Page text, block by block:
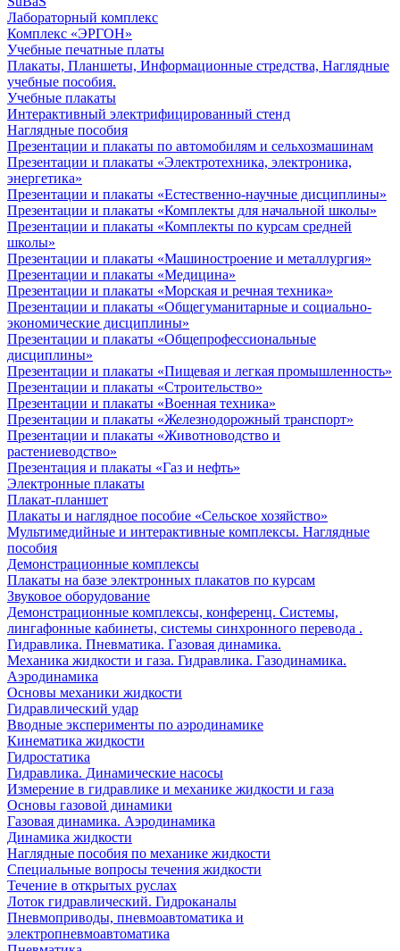
Лабораторный комплекс
Комплекс «ЭРГОН»
Учебные печатные платы
Плакаты, Планшеты, Информационные стредства, Наглядные
учебные пособия.
Учебные плакаты
Интерактивный электрифицированный стенд
Наглядные пособия
Презентации и плакаты по автомобилям и сельхозмашинам
Презентации и плакаты «Электротехника, электроника,
энергетика»
Презентации и плакаты «Естественно-научные дисциплины»
Презентации и плакаты «Комплекты для начальной школы»
Презентации и плакаты «Комплекты по курсам средней
школы»
Презентации и плакаты «Машиностроение и металлургия»
Презентации и плакаты «Медицина»
Презентации и плакаты «Морская и речная техника»
Презентации и плакаты «Общегуманитарные и социально-
экономические дисциплины»
Презентации и плакаты «Общепрофессиональные
дисциплины»
Презентации и плакаты «Пищевая и легкая промышленность»
Презентации и плакаты «Строительство»
Презентации и плакаты «Военная техника»
Презентации и плакаты «Железнодорожный транспорт»
Презентации и плакаты «Животноводство и
растениеводство»
Презентация и плакаты «Газ и нефть»
Электронные плакаты
Плакат-планшет
Плакаты и наглядное пособие «Сельское хозяйство»
Мультимедийные и интерактивные комплексы. Наглядные
пособия
Демонстрационные комплексы
Плакаты на базе электронных плакатов по курсам
Звуковое оборудование
Демонстрационные комплексы, конференц. Системы,
лингафонные кабинеты, системы синхронного перевода .
Гидравлика. Пневматика. Газовая динамика.
Механика жидкости и газа. Гидравлика. Газодинамика.
Аэродинамика
Основы механики жидкости
Гидравлический удар
Вводные эксперименты по аэродинамике
Кинематика жидкости
Гидростатика
Гидравлика. Динамические насосы
Измерение в гидравлике и механике жидкости и газа
Основы газовой динамики
Газовая динамика. Аэродинамика
Динамика жидкости
Наглядные пособия по механике жидкости
Специальные вопросы течения жидкости
Течение в открытых руслах
Лоток гидравлический. Гидроканалы
Пневмоприводы, пневмоавтоматика и
электропневмоавтоматика